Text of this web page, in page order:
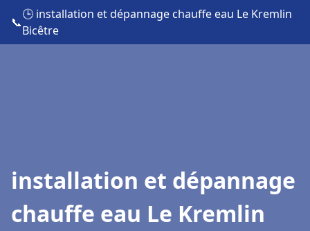
📞
🕒 installation et dépannage chauffe eau Le Kremlin
Bicêtre
installation et dépannage
chauffe eau Le Kremlin